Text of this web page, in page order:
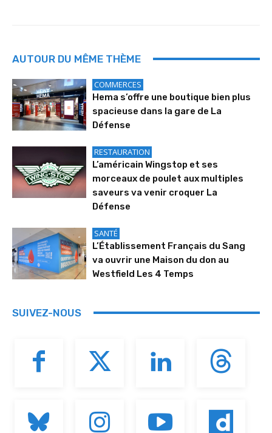
AUTOUR DU MÊME THÈME
COMMERCES
Hema s’offre une boutique bien plus
spacieuse dans la gare de La
Défense
RESTAURATION
L’américain Wingstop et ses
morceaux de poulet aux multiples
saveurs va venir croquer La
Défense
SANTÉ
L’Établissement Français du Sang
va ouvrir une Maison du don au
Westfield Les 4 Temps
SUIVEZ-NOUS